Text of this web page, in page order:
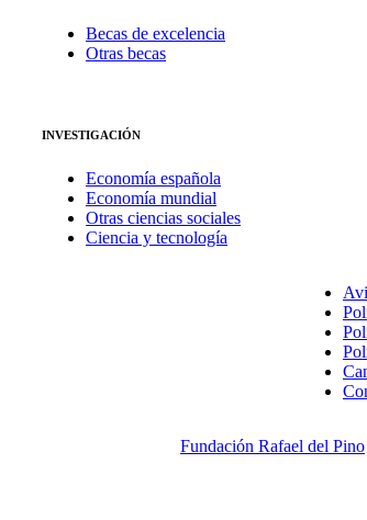
Becas de excelencia
Otras becas
INVESTIGACIÓN
Economía española
Economía mundial
Otras ciencias sociales
Ciencia y tecnología
Fundación Rafael del Pino